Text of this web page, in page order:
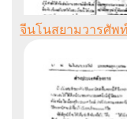
จีนโนสยามวารศัพ